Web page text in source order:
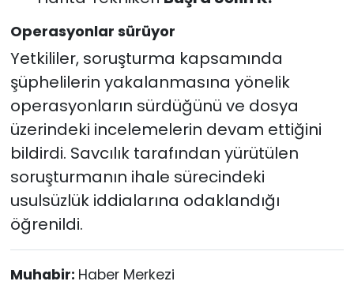
Operasyonlar sürüyor
Yetkililer, soruşturma kapsamında
şüphelilerin yakalanmasına yönelik
operasyonların sürdüğünü ve dosya
üzerindeki incelemelerin devam ettiğini
bildirdi. Savcılık tarafından yürütülen
soruşturmanın ihale sürecindeki
usulsüzlük iddialarına odaklandığı
öğrenildi.
Muhabir: Haber Merkezi